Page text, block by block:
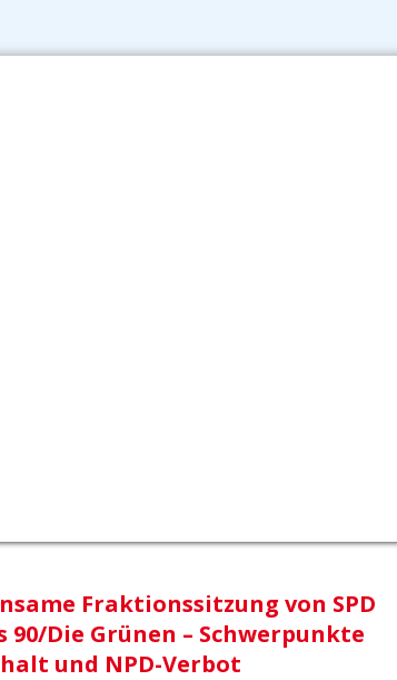
Fraktionssitzung von SPD
90/Die Grünen – Schwerpunkte
und NPD-Verbot